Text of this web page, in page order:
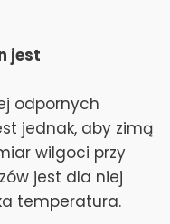
jest
odpornych
jednak, aby zimą
wilgoci przy
jest dla niej
temperatura.